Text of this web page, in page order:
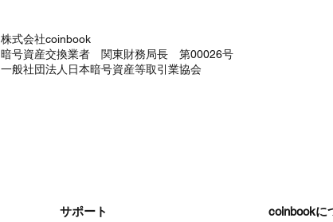
株式会社coinbook
暗号資産交換業者 関東財務局長 第00026号
一般社団法人日本暗号資産等取引業協会
coinbookに
サポート